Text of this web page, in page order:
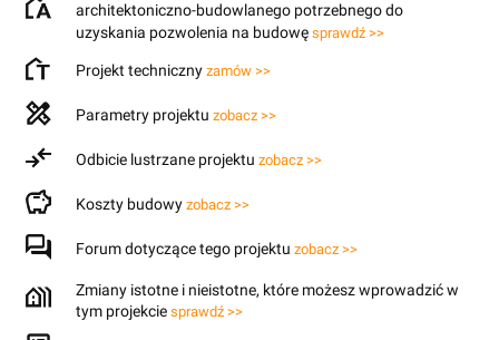
architektoniczno-budowlanego potrzebnego do
uzyskania pozwolenia na budowę sprawdź >>
Projekt techniczny zamów >>
Parametry projektu zobacz >>
Odbicie lustrzane projektu zobacz >>
Koszty budowy zobacz >>
Forum dotyczące tego projektu zobacz >>
Zmiany istotne i nieistotne, które możesz wprowadzić w
tym projekcie sprawdź >>